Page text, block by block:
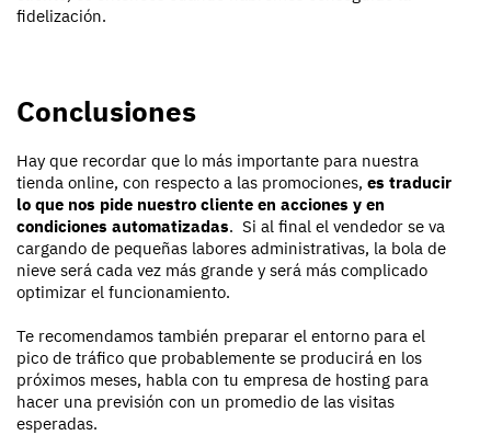
fidelización.
Conclusiones
Hay que recordar que lo más importante para nuestra
tienda online, con respecto a las promociones, es traducir
lo que nos pide nuestro cliente en acciones y en
condiciones automatizadas. Si al final el vendedor se va
cargando de pequeñas labores administrativas, la bola de
nieve será cada vez más grande y será más complicado
optimizar el funcionamiento.
Te recomendamos también preparar el entorno para el
pico de tráfico que probablemente se producirá en los
próximos meses, habla con tu empresa de hosting para
hacer una previsión con un promedio de las visitas
esperadas.